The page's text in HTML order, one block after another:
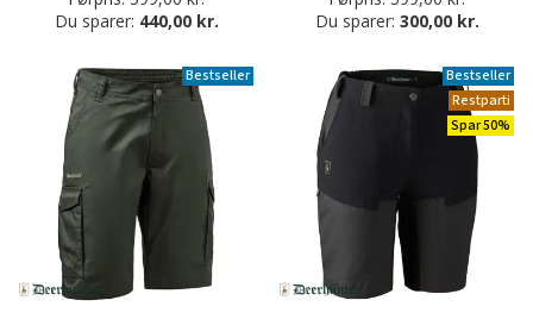
Du sparer: 440,00 kr.
Du sparer: 300,00 kr.
Bestseller
Bestseller
Restparti
Spar 50%